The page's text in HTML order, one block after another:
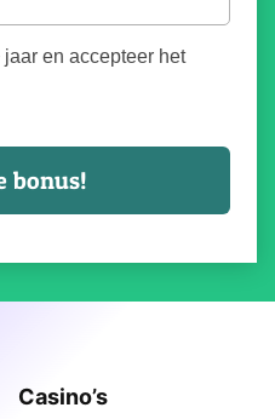
jaar en accepteer het
Casino’s